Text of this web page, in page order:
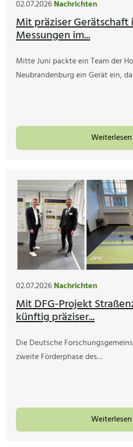
02.07.2026Nachrichten
Mit präziser Gerätschaft
Messungen im...
Mitte Juni packte ein Team der
Neubrandenburg ein Gerät ein,
Weiterlesen
02.07.2026Nachrichten
Mit DFG-Projekt
künftig präziser...
Die Deutsche
zweite Förderphase des…
Weiterlesen